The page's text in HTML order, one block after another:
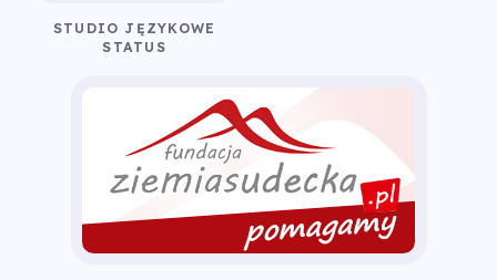
STUDIO JĘZYKOWE
STATUS